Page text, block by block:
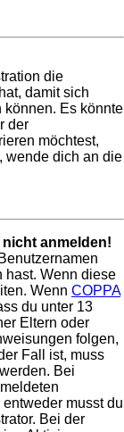
die
damit sich
können. Es könnte
der
möchtest,
wende dich an die
anmelden!
hast. Wenn diese
Wenn COPPA
du unter 13
Eltern oder
folgen,
Fall ist, muss
Bei
musst du
Bei der